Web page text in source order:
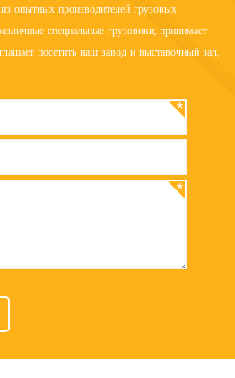
опытных производителей грузовых
специальные грузовики, принимает
посетить наш завод и выставочный зал,